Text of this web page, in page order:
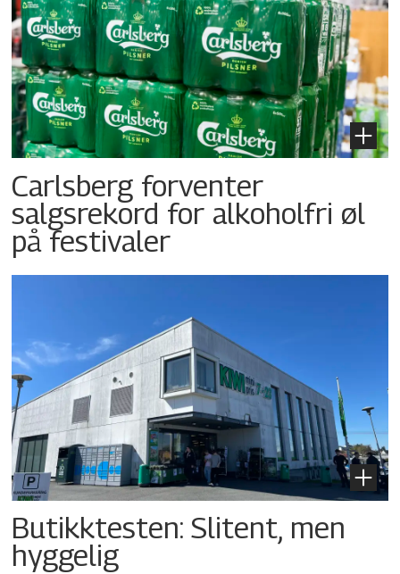
Carlsberg forventer
salgsrekord for alkoholfri øl
på festivaler
Butikktesten: Slitent, men
hyggelig